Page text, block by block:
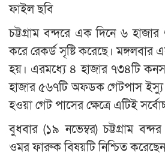
ফাইল ছবি
চট্টগ্রাম বন্দরে এক দিনে ৬
করে রেকর্ড সৃষ্টি করেছে।
হয়। এরমধ্যে ৪ হাজার ৭৩৪টি
হাজার ৫৬৭টি অফডক গেটপাস
হওয়া গেট পাসের ক্ষেত্রে এটিই
বুধবার (১৯ নভেম্বর) চট্টগ্রাম
ওমর ফারুক বিষয়টি নিশ্চিত